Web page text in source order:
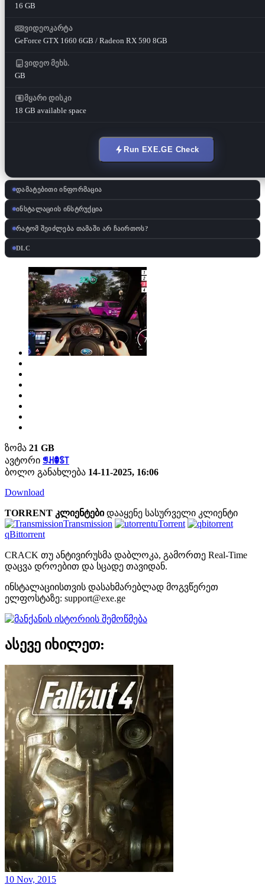
16 GB
ვიდეოკარტა
GeForce GTX 1660 6GB / Radeon RX 590 8GB
ვიდეო მეხს.
GB
მყარი დისკი
18 GB available space
Run EXE.GE Check
დამატებითი ინფორმაცია
ინსტალაციის ინსტრუქცია
რატომ შეიძლება თამაში არ ჩაირთოს?
DLC
ზომა 21 GB
ავტორი ꁅꃅꂦꌗ꓄
ბოლო განახლება 14-11-2025, 16:06
Download
TORRENT კლიენტები დააყენე სასურველი კლიენტი
Transmission
uTorrent
qBittorrent
CRACK თუ ანტივირუსმა დაბლოკა, გამორთე Real-Time
დაცვა დროებით და სცადე თავიდან.
ინსტალაციისთვის დასახმარებლად მოგვწერეთ
ელფოსტაზე: support@exe.ge
ასევე იხილეთ:
10 Nov, 2015